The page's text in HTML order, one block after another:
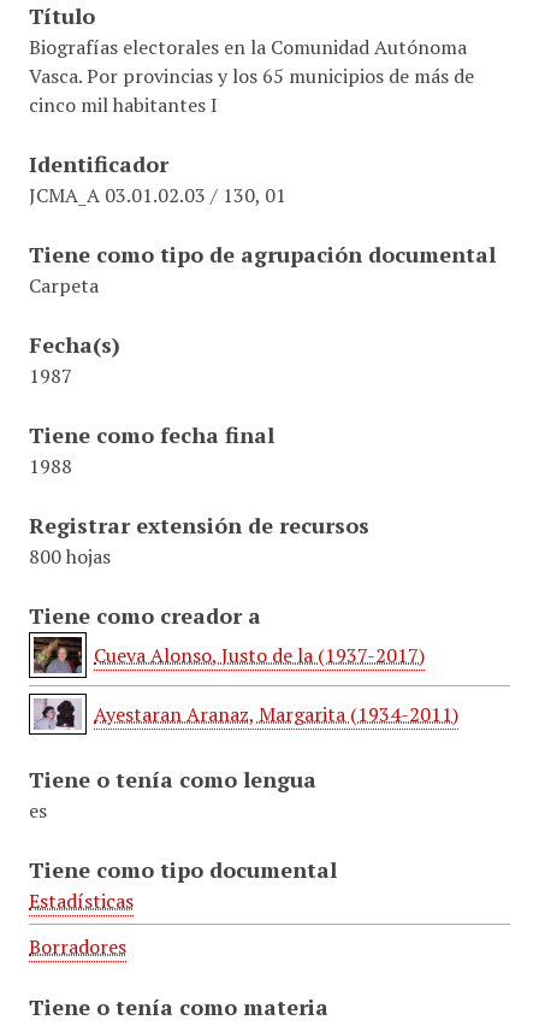
Título
Biografías electorales en la Comunidad Autónoma
Vasca. Por provincias y los 65 municipios de más de
cinco mil habitantes I
Identificador
JCMA_A 03.01.02.03 / 130, 01
Tiene como tipo de agrupación documental
Carpeta
Fecha(s)
1987
Tiene como fecha final
1988
Registrar extensión de recursos
800 hojas
Tiene como creador a
Cueva Alonso, Justo de la (1937-2017)
Ayestaran Aranaz, Margarita (1934-2011)
Tiene o tenía como lengua
es
Tiene como tipo documental
Estadísticas
Borradores
Tiene o tenía como materia